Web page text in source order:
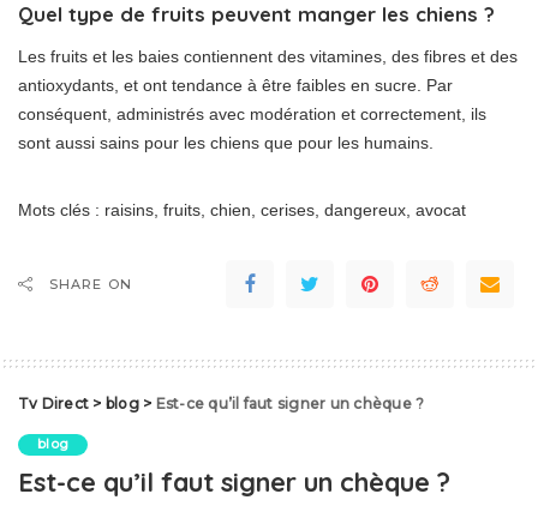
Quel type de fruits peuvent manger les chiens ?
Les fruits et les baies contiennent des vitamines, des fibres et des
antioxydants, et ont tendance à être faibles en sucre. Par
conséquent, administrés avec modération et correctement, ils
sont aussi sains pour les chiens que pour les humains.
Mots clés : raisins, fruits, chien, cerises, dangereux, avocat
SHARE ON
Tv Direct > blog> Est-ce qu’il faut signer un chèque ?
blog
Est-ce qu’il faut signer un chèque ?